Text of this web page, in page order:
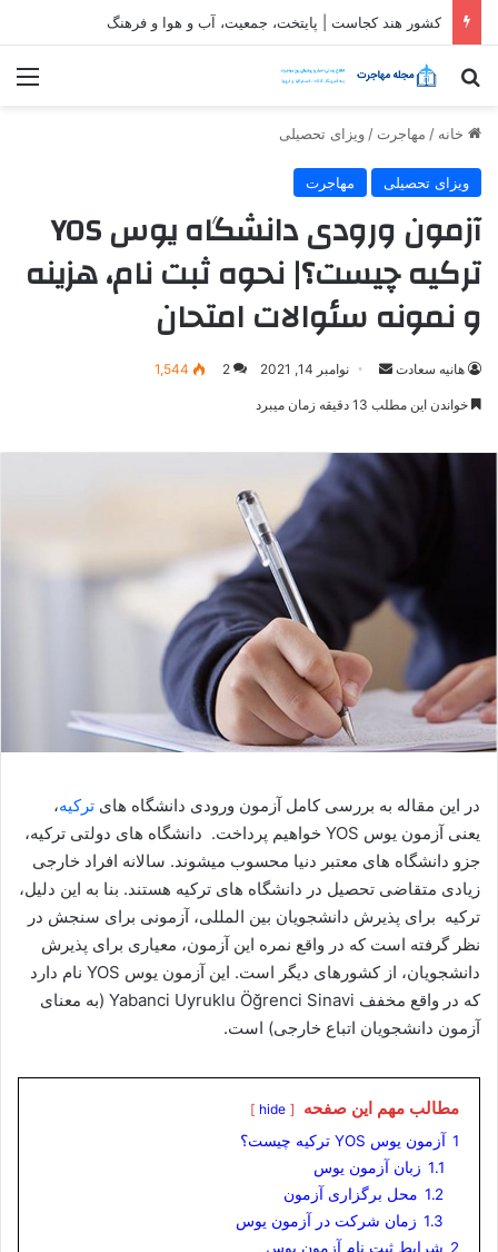
ثبت شرکت در قطر| شرایط و مراحل تاسیس شرکت در قطر
جستجو برای
خانه / مهاجرت / ویزای تحصیلی
ویزای تحصیلی مهاجرت
آزمون ورودی دانشگاه یوس YOS
ترکیه چیست؟| نحوه ثبت نام، هزینه
و نمونه سئوالات امتحان
هانیه سعادت
ارسالنوامبر 14, 2021 2
1,544
خواندن این مطلب 13 دقیقه زمان میبرد
در این مقاله به بررسی کامل آزمون ورودی دانشگاه های ترکیه،
یعنی آزمون یوس YOS خواهیم پرداخت. دانشگاه های دولتی ترکیه،
جزو دانشگاه های معتبر دنیا محسوب میشوند. سالانه افراد خارجی
زیادی متقاضی تحصیل در دانشگاه های ترکیه هستند. بنا به این دلیل،
ترکیه برای پذیرش دانشجویان بین المللی، آزمونی برای سنجش در
نظر گرفته است که در واقع نمره این آزمون، معیاری برای پذیرش
دانشجویان، از کشورهای دیگر است. این آزمون یوس YOS نام دارد
که در واقع مخفف Yabanci Uyruklu Öğrenci Sinavi (به معنای
آزمون دانشجویان اتباع خارجی) است.
مطالب مهم این صفحه hide
1 آزمون یوس YOS ترکیه چیست؟
1.1 زبان آزمون یوس
1.2 محل برگزاری آزمون
1.3 زمان شرکت در آزمون یوس
2 شرایط ثبت نام آزمون یوس